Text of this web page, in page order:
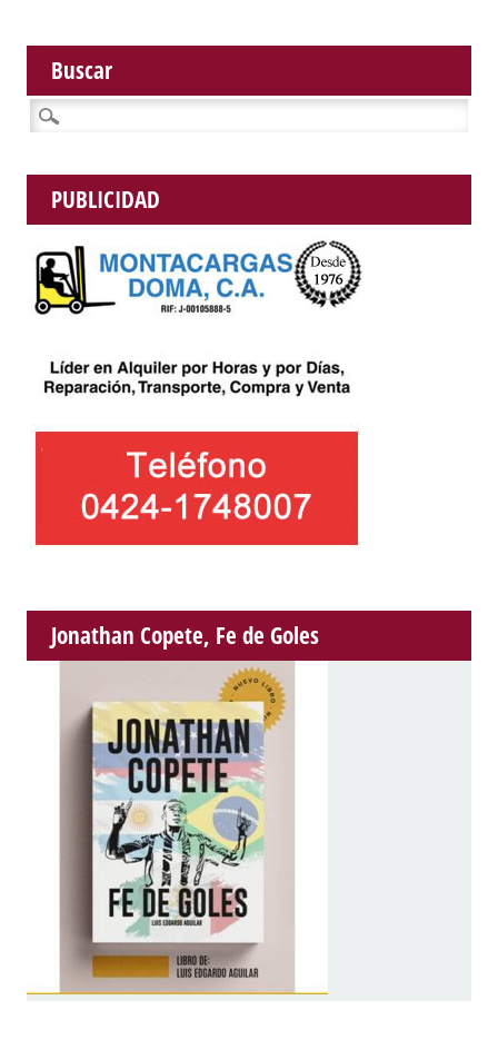
Buscar
Buscar:
PUBLICIDAD
Jonathan Copete, Fe de Goles